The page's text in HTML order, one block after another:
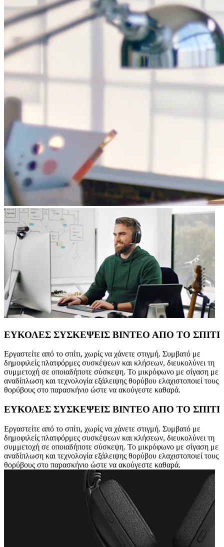
ΕΥΚΟΛΕΣ ΣΥΣΚΕΨΕΙΣ ΒΙΝΤΕΟ ΑΠΟ ΤΟ ΣΠΙΤΙ
Εργαστείτε από το σπίτι, χωρίς να χάνετε στιγμή. Συμβατό με
δημοφιλείς πλατφόρμες συσκέψεων και κλήσεων, διευκολύνει τη
συμμετοχή σε οποιαδήποτε σύσκεψη. Το μικρόφωνο με σίγαση με
αναδίπλωση και τεχνολογία εξάλειψης θορύβου ελαχιστοποιεί τους
θορύβους στο παρασκήνιο ώστε να ακούγεστε καθαρά.
ΕΥΚΟΛΕΣ ΣΥΣΚΕΨΕΙΣ ΒΙΝΤΕΟ ΑΠΟ ΤΟ ΣΠΙΤΙ
Εργαστείτε από το σπίτι, χωρίς να χάνετε στιγμή. Συμβατό με
δημοφιλείς πλατφόρμες συσκέψεων και κλήσεων, διευκολύνει τη
συμμετοχή σε οποιαδήποτε σύσκεψη. Το μικρόφωνο με σίγαση με
αναδίπλωση και τεχνολογία εξάλειψης θορύβου ελαχιστοποιεί τους
θορύβους στο παρασκήνιο ώστε να ακούγεστε καθαρά.